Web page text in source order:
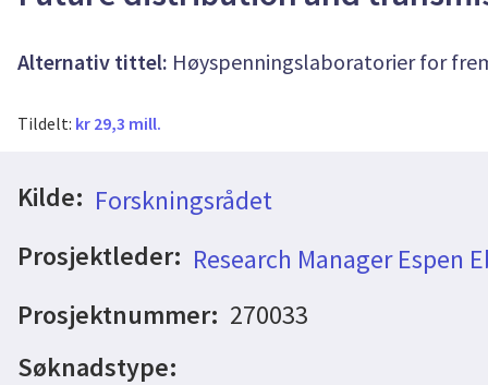
Alternativ tittel: Høyspenningslaboratorier for
Tildelt: kr 29,3 mill.
Kilde: Forskningsrådet
Prosjektleder: Research Manager Espen
Prosjektnummer: 270033
Søknadstype: